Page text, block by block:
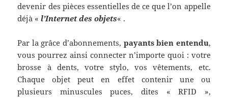
devenir des pièces essentielles de ce que l’on appelle
déjà «l’Internet des objets« .
Par la grâce d’abonnements, payants bien entendu,
vous pourrez ainsi connecter n’importe quoi : votre
brosse à dents, votre stylo, vos vêtements, etc.
Chaque objet peut en effet contenir une ou
plusieurs minuscules puces, dites « RFID »,